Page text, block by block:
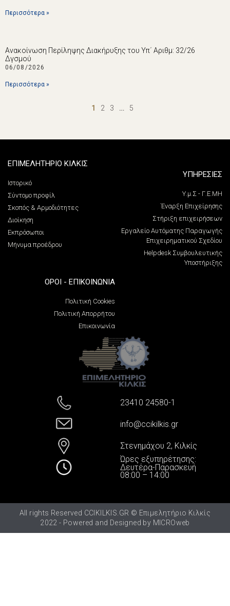
Περισσότερα »
Ανακοίνωση Περίληψης Διακήρυξης του Υπ΄ Αριθμ: 32/26
Δγσμού
06/08/2026
Περισσότερα »
1 2 3 … 5
ΕΠΙΜΕΛΗΤΗΡΙΟ ΚΙΛΚΙΣ
Ιστορικό
Σύντομο προφίλ
Σκοπός & Αρμοδιότητες
Διοίκηση
Εκπρόσωποι
Μήνυμα προέδρου
ΥΠΗΡΕΣΙΕΣ
Υ.μ.Σ - Γ.Ε.ΜΗ
Έναρξη Επιχείρησης
Στήριξη επιχειρήσεων
Εργαλείο Αυτόματης Παραγωγής
Επιχειρηματικού Σχεδίου
Helpdesk Συμβουλευτικής
Υποστήριξης
ΌΡΟΙ - ΕΠΙΚΟΙΝΩΝΊΑ
Πολιτική Cookies
Πολιτική Απορρήτου
Επικοινωνία
23410 24580-1
info@ccikilkis.gr
Στενημάχου 2, Κιλκίς
Ώρες εξυπηρέτησης:
Δευτέρα-Παρασκευή
08:00 – 14:00
All rights Reserved CCIKILKIS.GR © Επιμελητήριο Κιλκίς
2022 - Powered and Designed by MICROweb